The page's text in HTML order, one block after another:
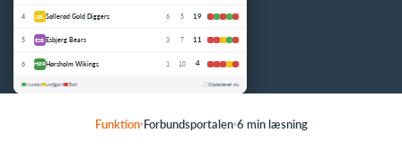
Funktion Forbundsportalen 6 min læsning